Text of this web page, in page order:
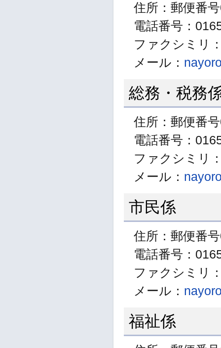
住所：郵便番
電話番号：
ファクシミリ
メール：
総務・税務
住所：郵便番
電話番号：
ファクシミリ
メール：
市民係
住所：郵便番
電話番号：
ファクシミリ
メール：
福祉係